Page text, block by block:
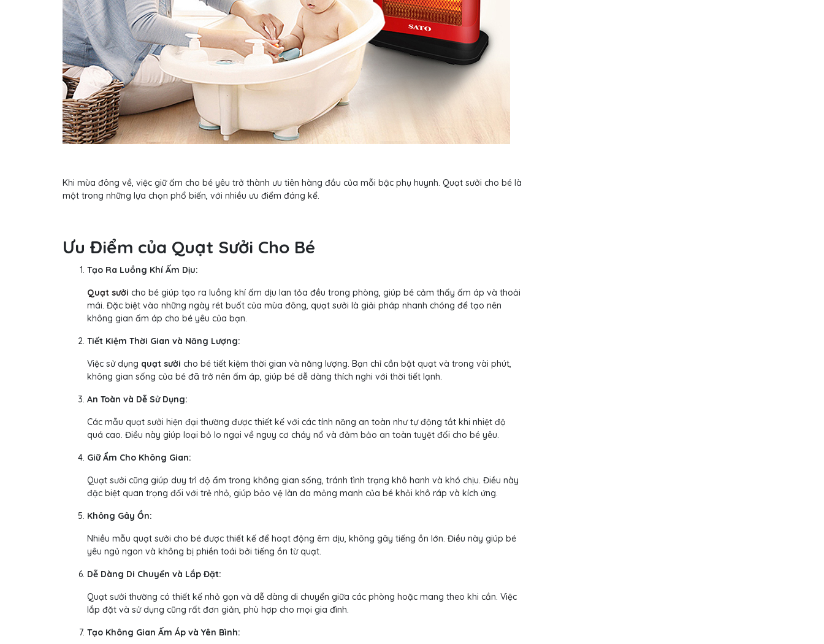
Khi mùa đông về, việc giữ ấm cho bé yêu trở thành ưu tiên hàng đầu của mỗi bậc phụ huynh. Quạt sưởi cho bé là
một trong những lựa chọn phổ biến, với nhiều ưu điểm đáng kể.
Ưu Điểm của Quạt Sưởi Cho Bé
Tạo Ra Luồng Khí Ấm Dịu:
Quạt sưởi cho bé giúp tạo ra luồng khí ấm dịu lan tỏa đều trong phòng, giúp bé cảm thấy ấm áp và thoải
mái. Đặc biệt vào những ngày rét buốt của mùa đông, quạt sưởi là giải pháp nhanh chóng để tạo nên
không gian ấm áp cho bé yêu của bạn.
Tiết Kiệm Thời Gian và Năng Lượng:
Việc sử dụng quạt sưởi cho bé tiết kiệm thời gian và năng lượng. Bạn chỉ cần bật quạt và trong vài phút,
không gian sống của bé đã trở nên ấm áp, giúp bé dễ dàng thích nghi với thời tiết lạnh.
An Toàn và Dễ Sử Dụng:
Các mẫu quạt sưởi hiện đại thường được thiết kế với các tính năng an toàn như tự động tắt khi nhiệt độ
quá cao. Điều này giúp loại bỏ lo ngại về nguy cơ cháy nổ và đảm bảo an toàn tuyệt đối cho bé yêu.
Giữ Ẩm Cho Không Gian:
Quạt sưởi cũng giúp duy trì độ ẩm trong không gian sống, tránh tình trạng khô hanh và khó chịu. Điều này
đặc biệt quan trọng đối với trẻ nhỏ, giúp bảo vệ làn da mỏng manh của bé khỏi khô ráp và kích ứng.
Không Gây Ồn:
Nhiều mẫu quạt sưởi cho bé được thiết kế để hoạt động êm dịu, không gây tiếng ồn lớn. Điều này giúp bé
yêu ngủ ngon và không bị phiền toái bởi tiếng ồn từ quạt.
Dễ Dàng Di Chuyển và Lắp Đặt:
Quạt sưởi thường có thiết kế nhỏ gọn và dễ dàng di chuyển giữa các phòng hoặc mang theo khi cần. Việc
lắp đặt và sử dụng cũng rất đơn giản, phù hợp cho mọi gia đình.
Tạo Không Gian Ấm Áp và Yên Bình: